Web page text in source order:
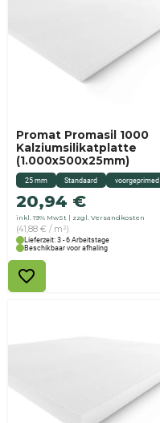
25 mm Standaard voorgeprimed
Promat Promasil 1000
Kalziumsilikatplatte
(1.000x500x25mm)
20,94 €
inkl. 19% MwSt zzgl. Versandkosten
(41,88 € / m²)
Lieferzeit: 3 - 6 Arbeitstage
Beschikbaar voor afhaling